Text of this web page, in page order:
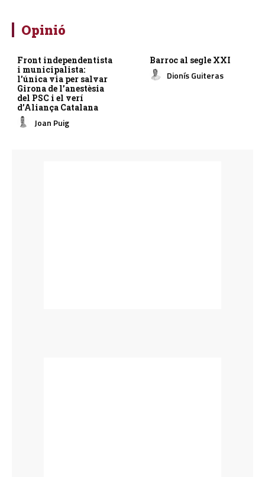
Opinió
Front independentista
i municipalista:
l’única via per salvar
Girona de l’anestèsia
del PSC i el verí
d’Aliança Catalana
Joan Puig
Barroc al segle XXI
Dionís Guiteras